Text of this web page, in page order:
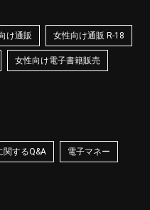
け通販 女性向け通販 R-18
女性向け電子書籍販売
関するQ&A 電子マネー